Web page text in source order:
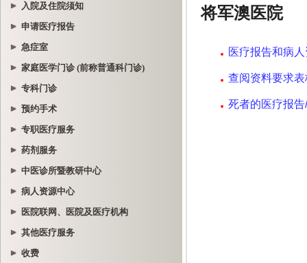
入院及住院须知
申请医疗报告
急症室
家庭医学门诊 (前称普通科门诊)
专科门诊
预约手术
专职医疗服务
药剂服务
中医诊所暨教研中心
病人资源中心
医院联网、医院及医疗机构
其他医疗服务
收费